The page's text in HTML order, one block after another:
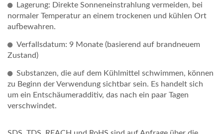
Lagerung: Direkte Sonneneinstrahlung vermeiden, bei
normaler Temperatur an einem trockenen und kühlen Ort
aufbewahren.
Verfallsdatum: 9 Monate (basierend auf brandneuem
Zustand)
Substanzen, die auf dem Kühlmittel schwimmen, können
zu Beginn der Verwendung sichtbar sein. Es handelt sich
um ein Entschäumeradditiv, das nach ein paar Tagen
verschwindet.